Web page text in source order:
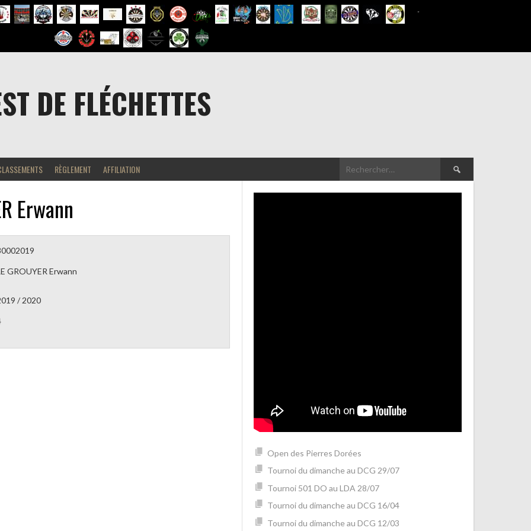
DE FLÉCHETTES
RÈGLEMENT AFFILIATION Rechercher :
Erwann
GROUYER Erwann
/ 2020
Open des Pierres Dorées
Tournoi du dimanche au DCG 29/07
Tournoi 501 DO au LDA 28/07
Tournoi du dimanche au DCG 16/04
Tournoi du dimanche au DCG 12/03